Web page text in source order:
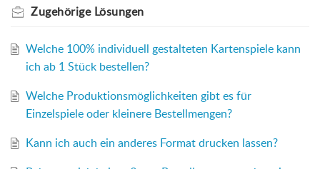
Zugehörige Lösungen
Welche 100% individuell gestalteten Kartenspiele kann
ich ab 1 Stück bestellen?
Welche Produktionsmöglichkeiten gibt es für
Einzelspiele oder kleinere Bestellmengen?
Kann ich auch ein anderes Format drucken lassen?